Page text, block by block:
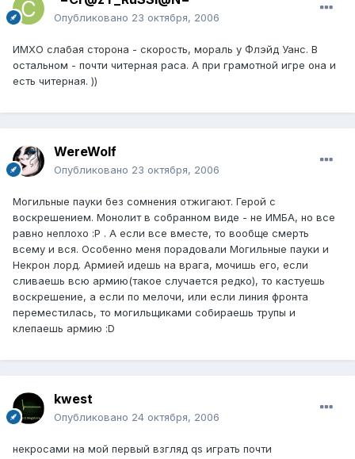
Опубликовано 23 октября, 2006
ИМХО слабая сторона - скорость, мораль у Флэйд Уанс. В
остальном - почти читерная раса. А при грамотной игре она и
есть читерная. ))
WereWolf
Опубликовано 23 октября, 2006
Могильные пауки без сомнения отжигают. Герой с
воскрешением. Монолит в собранном виде - не ИМБА, но все
равно неплохо :P . А если все вместе, то вообще смерть
всему и вся. Особенно меня порадовали Могильные пауки и
Некрон лорд. Армией идешь на врага, мочишь его, если
сливаешь всю армию(такое случается редко), то кастуешь
воскрешение, а если по мелочи, или если линия фронта
переместилась, то могильщиками собираешь трупы и
клепаешь армию :D
kwest
Опубликовано 24 октября, 2006
некросами на мой первый взгляд qs играть почти